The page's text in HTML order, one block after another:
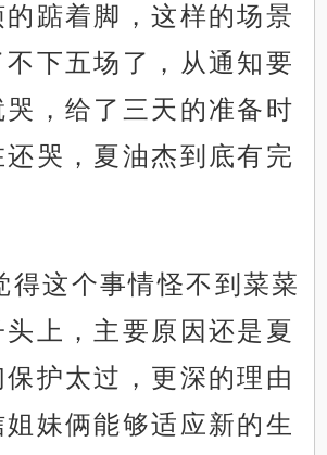
踮着脚，这样的场景
下五场了，从通知要
哭，给了三天的准备时
哭，夏油杰到底有完
得这个事情怪不到菜菜
上，主要原因还是夏
护太过，更深的理由
妹俩能够适应新的生